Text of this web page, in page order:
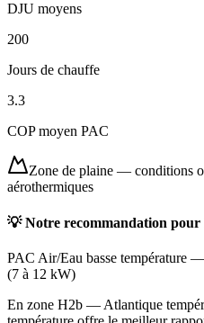
DJU moyens
200
Jours de chauffe
3.3
COP moyen PAC
Zone de plaine — conditions
aérothermiques
💡 Notre recommandation pour
PAC Air/Eau basse température —
(7 à 12 kW)
En zone H2b — Atlantique